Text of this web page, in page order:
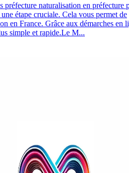
préfecture naturalisation en préfecture
étape cruciale. Cela vous permet de
en France. Grâce aux démarches en
simple et rapide.Le M...